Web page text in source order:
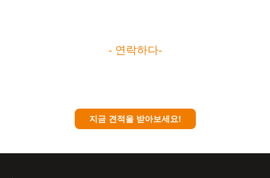
- 연락하다-
지금 견적을 받아보세요!